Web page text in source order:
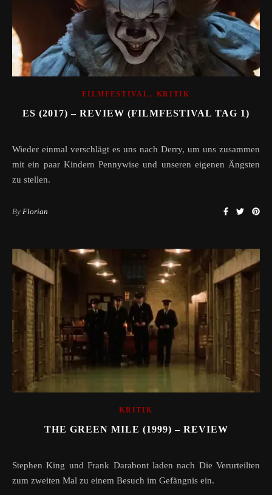
FILMFESTIVAL , KRITIK
ES (2017) – REVIEW (FILMFESTIVAL TAG 1)
Wieder einmal verschlägt es uns nach Derry, um uns zusammen
mit ein paar Kindern Pennywise und unseren eigenen Ängsten
zu stellen.
By Florian
KRITIK
THE GREEN MILE (1999) – REVIEW
Stephen King und Frank Darabont laden nach Die Verurteilten
zum zweiten Mal zu einem Besuch im Gefängnis ein.